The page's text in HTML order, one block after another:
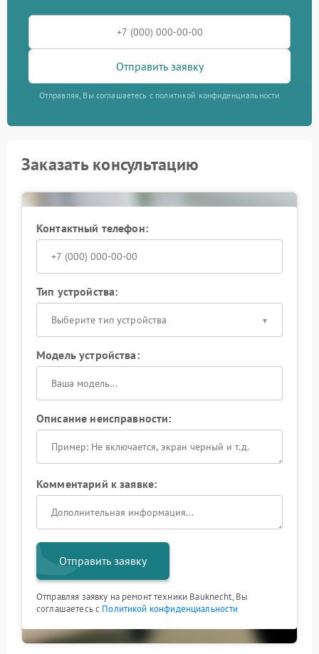
Отправить заявку
Отправляя, Вы соглашаетесь с политикой конфиденциальности
Заказать консультацию
Контактный телефон:
Тип устройства:
Выберите тип устройства
Модель устройства:
Описание неисправности:
Комментарий к заявке:
Отправить заявку
Отправляя заявку на ремонт техники Bauknecht, Вы
соглашаетесь с Политикой конфиденциальности